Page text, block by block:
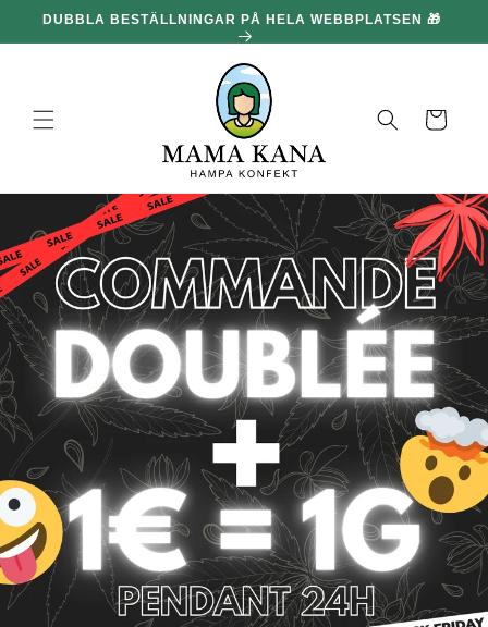
och gå
DUBBLA BESTÄLLNINGAR PÅ HELA WEBBPLATSEN 🎁
Korg